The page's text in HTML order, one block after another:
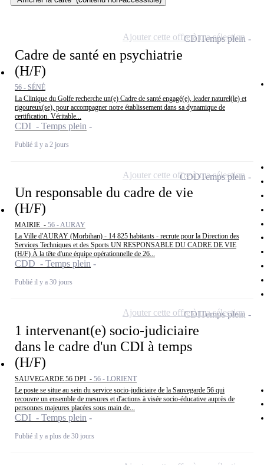
Cadre de santé en psychiatrie
(H/F)
56 - SÉNÉ
La Clinique du Golfe recherche un(e) Cadre de santé engagé(e), leader naturel(le) et
rigoureux(se), pour accompagner notre établissement dans sa dynamique de
certification. Véritable...
CDI - Temps plein
Publié il y a 2 jours
CDITemps plein
Ajouter cette offre à ma sélection
Un responsable du cadre de vie
(H/F)
MAIRIE - 56 - AURAY
La Ville d'AURAY (Morbihan) - 14 825 habitants - recrute pour la Direction des
Services Techniques et des Sports UN RESPONSABLE DU CADRE DE VIE
(H/F) À la tête d'une équipe opérationnelle de 26...
CDD - Temps plein
Publié il y a 30 jours
CDDTemps plein
Ajouter cette offre à ma sélection
1 intervenant(e) socio-judiciaire
dans le cadre d'un CDI à temps
(H/F)
SAUVEGARDE 56 DPI - 56 - LORIENT
Le poste se situe au sein du service socio-judiciaire de la Sauvegarde 56 qui
recouvre un ensemble de mesures et d'actions à visée socio-éducative auprès de
personnes majeures placées sous main de...
CDI - Temps plein
Publié il y a plus de 30 jours
CDITemps plein
Ajouter cette offre à ma sélection